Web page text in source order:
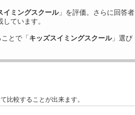
イミングスクール」を評価。さらに回答者
ています。
とで「キッズスイミングスクール」選び
比較することが出来ます。